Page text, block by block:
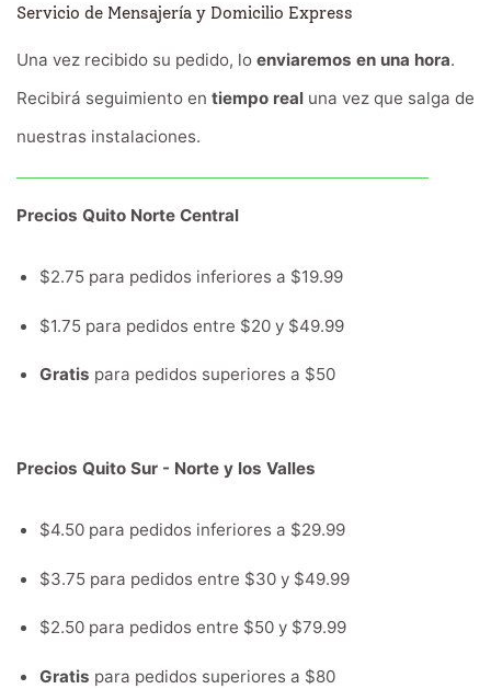
Servicio de Mensajería y Domicilio Express
Una vez recibido su pedido, lo enviaremos en una hora.
Recibirá seguimiento en tiempo real una vez que salga de
nuestras instalaciones.
Precios Quito Norte Central
$2.75 para pedidos inferiores a $19.99
$1.75 para pedidos entre $20 y $49.99
Gratis para pedidos superiores a $50
Precios Quito Sur - Norte y los Valles
$4.50 para pedidos inferiores a $29.99
$3.75 para pedidos entre $30 y $49.99
$2.50 para pedidos entre $50 y $79.99
Gratis para pedidos superiores a $80